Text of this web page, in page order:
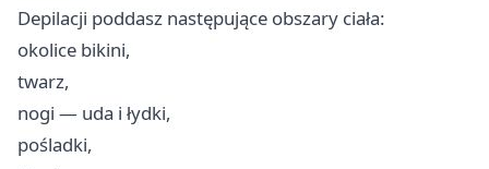
Depilacji poddasz następujące obszary ciała:
okolice bikini,
twarz,
nogi — uda i łydki,
pośladki,